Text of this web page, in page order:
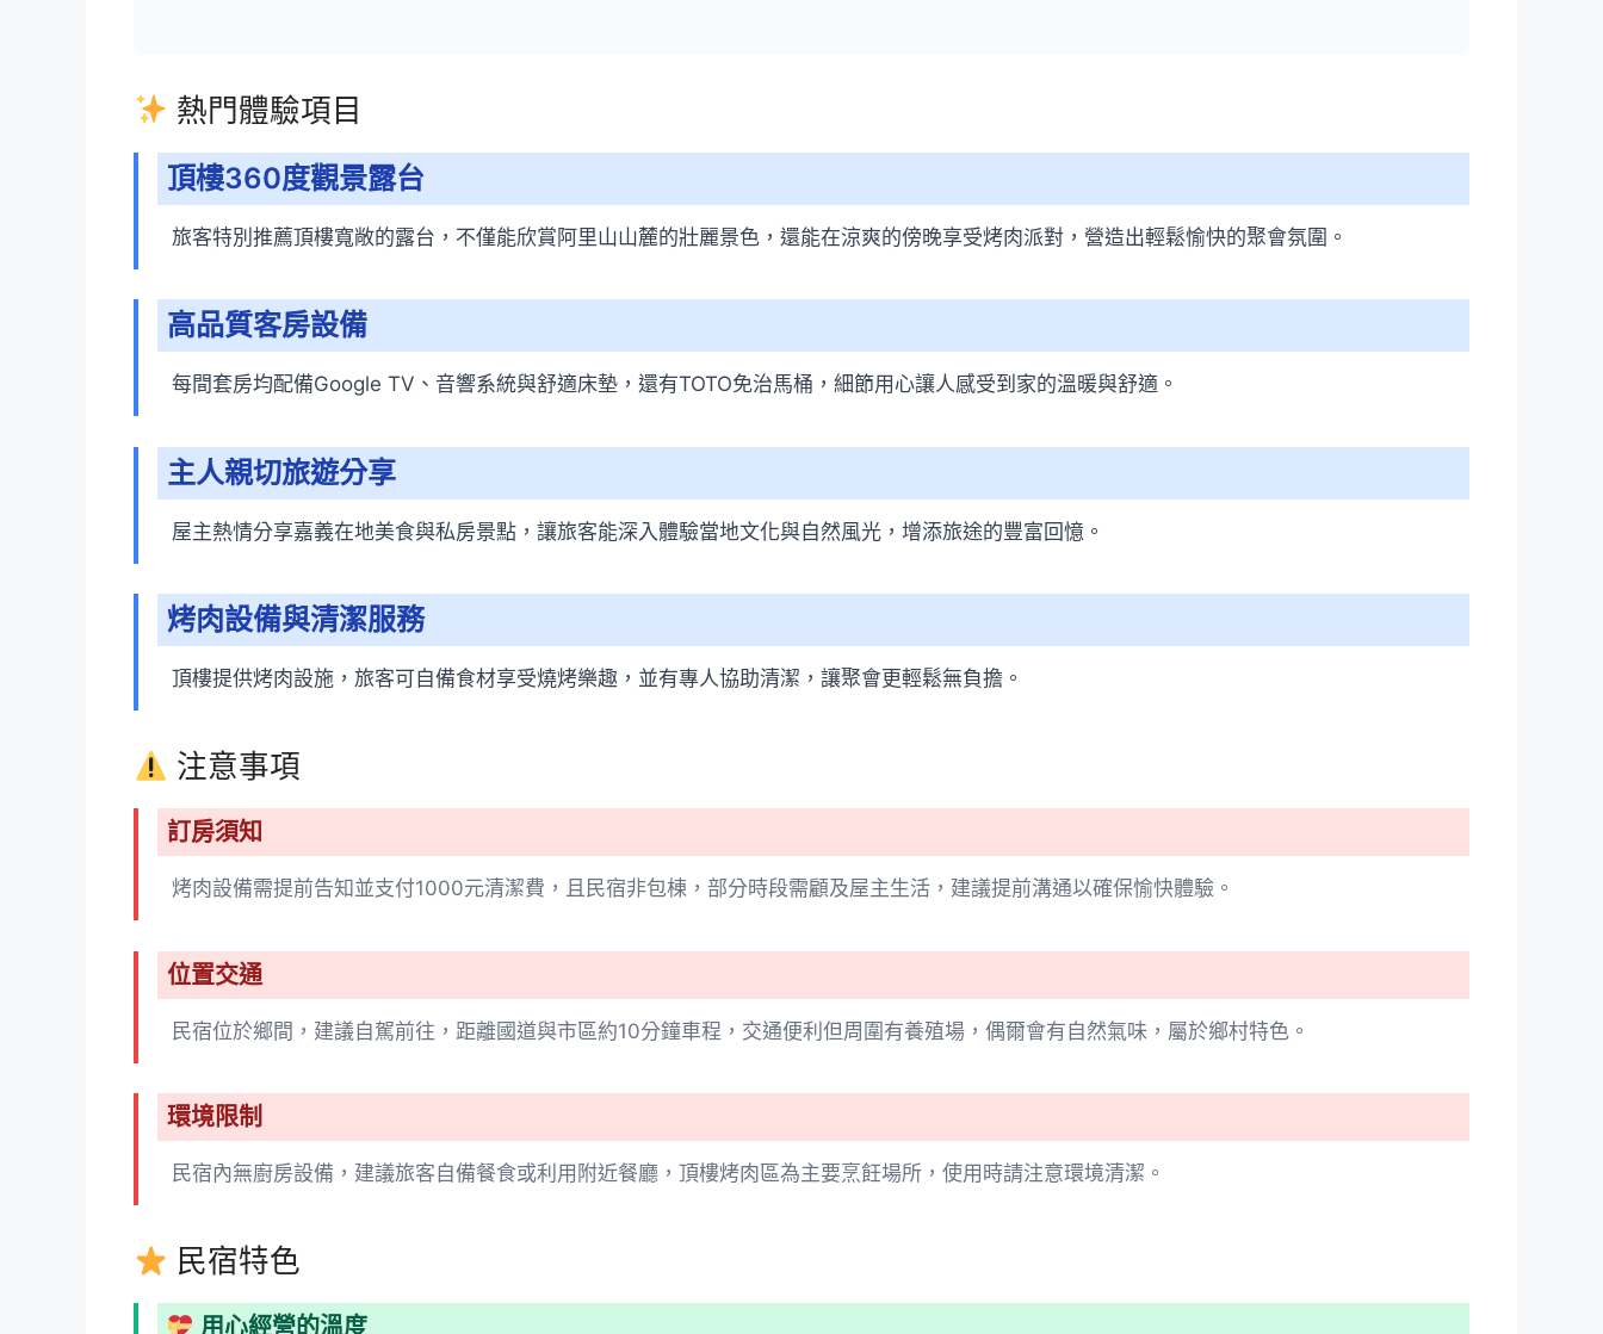
熱門體驗項目
頂樓360度觀景露台
旅客特別推薦頂樓寬敞的露台，不僅能欣賞阿里山山麓的壯麗景色，還能在涼爽的傍晚享受烤肉派對，營造出輕鬆愉快的聚會氛圍。
高品質客房設備
每間套房均配備Google TV、音響系統與舒適床墊，還有TOTO免治馬桶，細節用心讓人感受到家的溫暖與舒適。
主人親切旅遊分享
屋主熱情分享嘉義在地美食與私房景點，讓旅客能深入體驗當地文化與自然風光，增添旅途的豐富回憶。
烤肉設備與清潔服務
頂樓提供烤肉設施，旅客可自備食材享受燒烤樂趣，並有專人協助清潔，讓聚會更輕鬆無負擔。
注意事項
訂房須知
烤肉設備需提前告知並支付1000元清潔費，且民宿非包棟，部分時段需顧及屋主生活，建議提前溝通以確保愉快體驗。
位置交通
民宿位於鄉間，建議自駕前往，距離國道與市區約10分鐘車程，交通便利但周圍有養殖場，偶爾會有自然氣味，屬於鄉村特色。
環境限制
民宿內無廚房設備，建議旅客自備餐食或利用附近餐廳，頂樓烤肉區為主要烹飪場所，使用時請注意環境清潔。
民宿特色
用心經營的溫度